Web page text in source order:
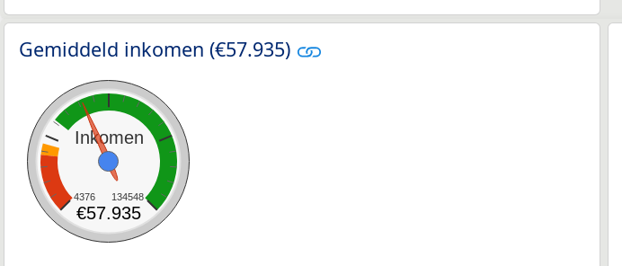
Gemiddeld inkomen (€57.935)
Inkomen
4376 134548
€57.935